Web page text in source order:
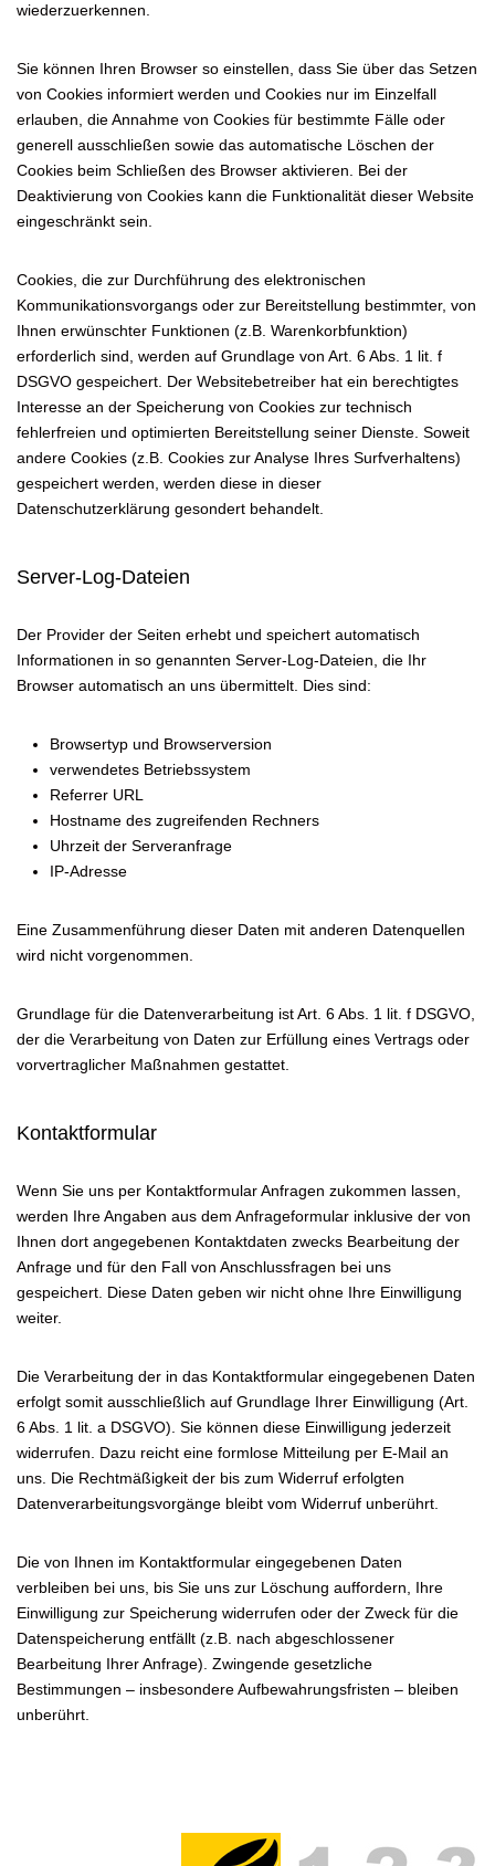
wiederzuerkennen.
Sie können Ihren Browser so einstellen, dass Sie über das Setzen
von Cookies informiert werden und Cookies nur im Einzelfall
erlauben, die Annahme von Cookies für bestimmte Fälle oder
generell ausschließen sowie das automatische Löschen der
Cookies beim Schließen des Browser aktivieren. Bei der
Deaktivierung von Cookies kann die Funktionalität dieser Website
eingeschränkt sein.
Cookies, die zur Durchführung des elektronischen
Kommunikationsvorgangs oder zur Bereitstellung bestimmter, von
Ihnen erwünschter Funktionen (z.B. Warenkorbfunktion)
erforderlich sind, werden auf Grundlage von Art. 6 Abs. 1 lit. f
DSGVO gespeichert. Der Websitebetreiber hat ein berechtigtes
Interesse an der Speicherung von Cookies zur technisch
fehlerfreien und optimierten Bereitstellung seiner Dienste. Soweit
andere Cookies (z.B. Cookies zur Analyse Ihres Surfverhaltens)
gespeichert werden, werden diese in dieser
Datenschutzerklärung gesondert behandelt.
Server-Log-Dateien
Der Provider der Seiten erhebt und speichert automatisch
Informationen in so genannten Server-Log-Dateien, die Ihr
Browser automatisch an uns übermittelt. Dies sind:
Browsertyp und Browserversion
verwendetes Betriebssystem
Referrer URL
Hostname des zugreifenden Rechners
Uhrzeit der Serveranfrage
IP-Adresse
Eine Zusammenführung dieser Daten mit anderen Datenquellen
wird nicht vorgenommen.
Grundlage für die Datenverarbeitung ist Art. 6 Abs. 1 lit. f DSGVO,
der die Verarbeitung von Daten zur Erfüllung eines Vertrags oder
vorvertraglicher Maßnahmen gestattet.
Kontaktformular
Wenn Sie uns per Kontaktformular Anfragen zukommen lassen,
werden Ihre Angaben aus dem Anfrageformular inklusive der von
Ihnen dort angegebenen Kontaktdaten zwecks Bearbeitung der
Anfrage und für den Fall von Anschlussfragen bei uns
gespeichert. Diese Daten geben wir nicht ohne Ihre Einwilligung
weiter.
Die Verarbeitung der in das Kontaktformular eingegebenen Daten
erfolgt somit ausschließlich auf Grundlage Ihrer Einwilligung (Art.
6 Abs. 1 lit. a DSGVO). Sie können diese Einwilligung jederzeit
widerrufen. Dazu reicht eine formlose Mitteilung per E-Mail an
uns. Die Rechtmäßigkeit der bis zum Widerruf erfolgten
Datenverarbeitungsvorgänge bleibt vom Widerruf unberührt.
Die von Ihnen im Kontaktformular eingegebenen Daten
verbleiben bei uns, bis Sie uns zur Löschung auffordern, Ihre
Einwilligung zur Speicherung widerrufen oder der Zweck für die
Datenspeicherung entfällt (z.B. nach abgeschlossener
Bearbeitung Ihrer Anfrage). Zwingende gesetzliche
Bestimmungen – insbesondere Aufbewahrungsfristen – bleiben
unberührt.